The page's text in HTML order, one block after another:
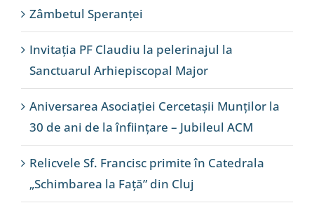
Zâmbetul Speranței
Invitația PF Claudiu la pelerinajul la
Sanctuarul Arhiepiscopal Major
Aniversarea Asociației Cercetașii Munților la
30 de ani de la înființare – Jubileul ACM
Relicvele Sf. Francisc primite în Catedrala
„Schimbarea la Față” din Cluj